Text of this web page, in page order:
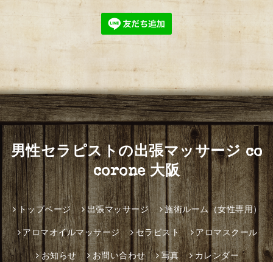
男性セラピストの出張マッサージ co
corone 大阪
トップページ 出張マッサージ 施術ルーム（女性専用）
アロマオイルマッサージ セラピスト アロマスクール
お知らせ お問い合わせ 写真 カレンダー